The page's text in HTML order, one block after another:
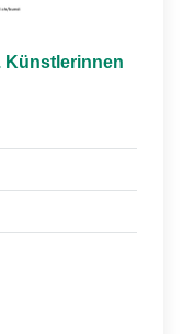
Künstlerinnen